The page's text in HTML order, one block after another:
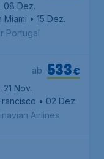
08 Dez.
Miami • 15 Dez.
Portugal
€
533
ab
21 Nov.
• 02 Dez.
Airlines